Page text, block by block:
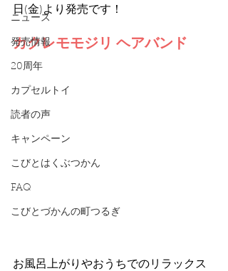
ニュース
発売情報
20周年
カプセルトイ
読者の声
キャンペーン
こびとはくぶつかん
FAQ
こびとづかんの町つるぎ
日(金)より発売です！
カクレモモジリ ヘアバンド
お風呂上がりやおうちでのリラックス